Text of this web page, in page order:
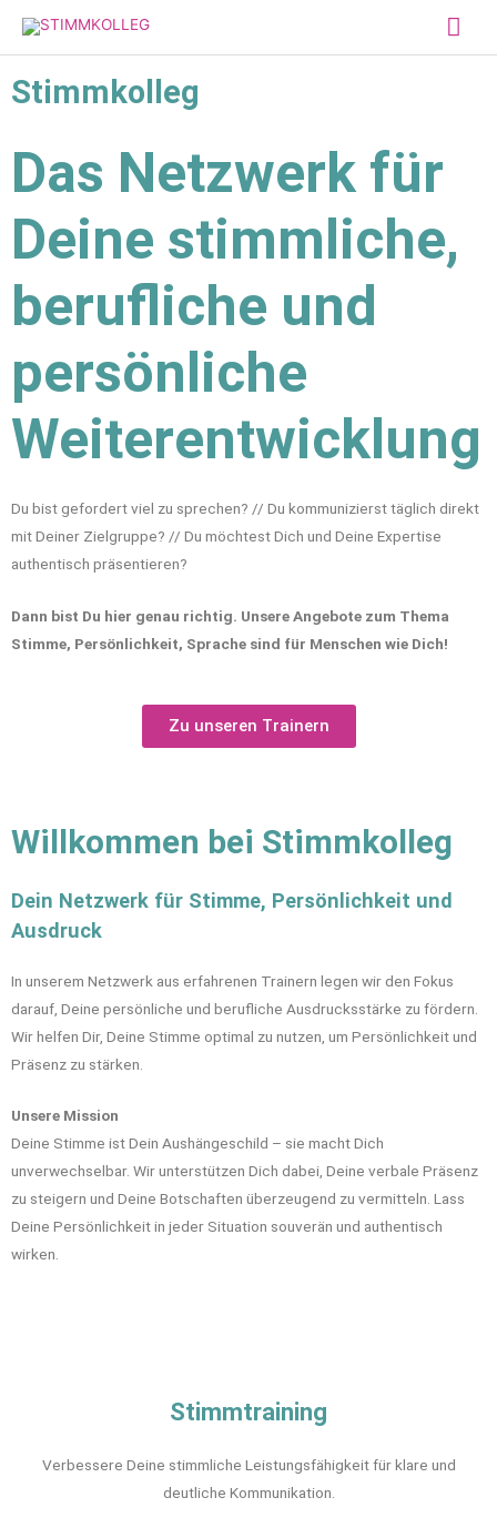
Stimmkolleg
Das Netzwerk für
Deine stimmliche,
berufliche und
persönliche
Weiterentwicklung
Du bist gefordert viel zu sprechen? // Du kommunizierst täglich direkt
mit Deiner Zielgruppe? // Du möchtest Dich und Deine Expertise
authentisch präsentieren?
Dann bist Du hier genau richtig. Unsere Angebote zum Thema
Stimme, Persönlichkeit, Sprache sind für Menschen wie Dich!
Zu unseren Trainern
Willkommen bei Stimmkolleg
Dein Netzwerk für Stimme, Persönlichkeit und
Ausdruck
In unserem Netzwerk aus erfahrenen Trainern legen wir den Fokus
darauf, Deine persönliche und berufliche Ausdrucksstärke zu fördern.
Wir helfen Dir, Deine Stimme optimal zu nutzen, um Persönlichkeit und
Präsenz zu stärken.
Unsere Mission
Deine Stimme ist Dein Aushängeschild – sie macht Dich
unverwechselbar. Wir unterstützen Dich dabei, Deine verbale Präsenz
zu steigern und Deine Botschaften überzeugend zu vermitteln. Lass
Deine Persönlichkeit in jeder Situation souverän und authentisch
wirken.
Stimmtraining
Verbessere Deine stimmliche Leistungsfähigkeit für klare und
deutliche Kommunikation.